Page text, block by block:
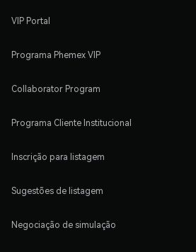
VIP Portal
Programa Phemex VIP
Collaborator Program
Programa Cliente Institucional
Inscrição para listagem
Sugestões de listagem
Negociação de simulação